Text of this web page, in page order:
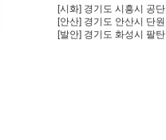
[시화] 경기도 시흥시 공
[안산] 경기도 안산시 단
[발안] 경기도 화성시 팔